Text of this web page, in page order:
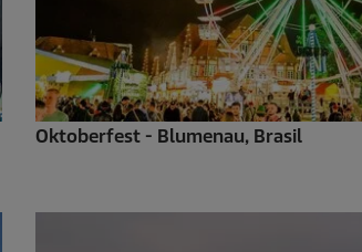
Oktoberfest - Blumenau, Brasil